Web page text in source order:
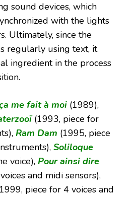
sound devices, which
with the lights
Ultimately, since the
regularly using text, it
ingredient in the process
me fait à moi (1989),
(1993, piece for
Ram Dam (1995, piece
Soliloque
voice), Pour ainsi dire
and midi sensors),
piece for 4 voices and